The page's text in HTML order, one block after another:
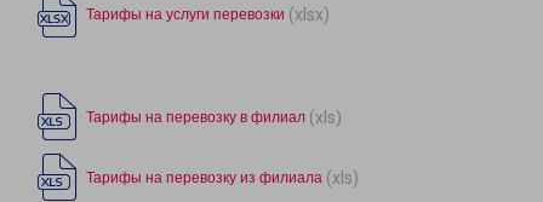
Тарифы на услуги перевозки (xlsx)
Тарифы на перевозку в филиал (xls)
Тарифы на перевозку из филиала (xls)